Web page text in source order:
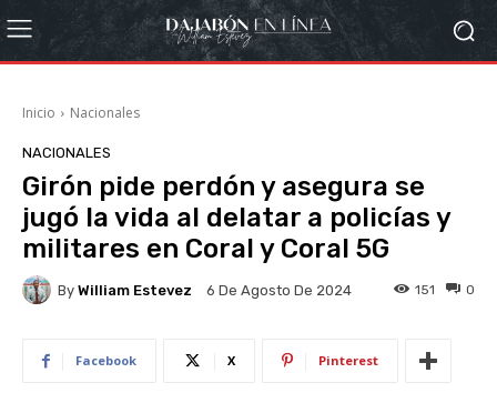
Inicio Nacionales
NACIONALES
Girón pide perdón y asegura se
jugó la vida al delatar a policías y
militares en Coral y Coral 5G
By William Estevez 6 De Agosto De 2024 0
151
Facebook X Pinterest